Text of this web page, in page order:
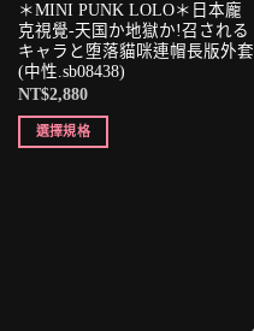
＊MINI PUNK LOLO＊日本龐
克視覺-天国か地獄か!召される
キャラと堕落貓咪連帽長版外套
(中性.sb08438)
NT$2,880
選擇規格